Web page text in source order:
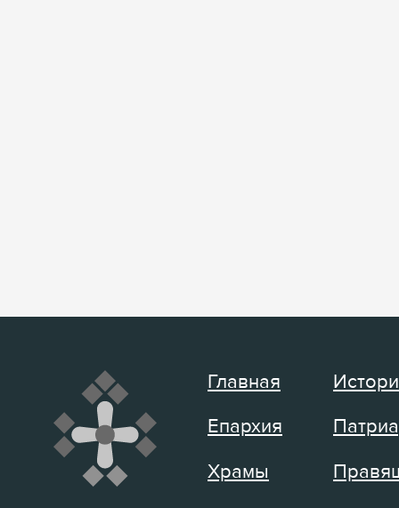
Главная
Епархия
Храмы